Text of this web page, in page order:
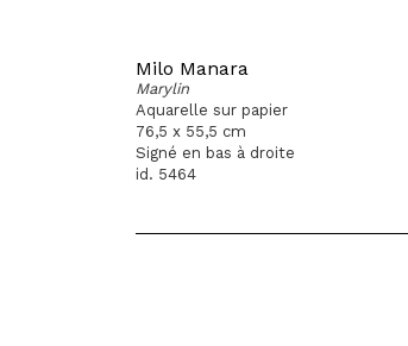
Milo Manara
Marylin
Aquarelle sur papier
76,5 x 55,5 cm
Signé en bas à droite
id. 5464